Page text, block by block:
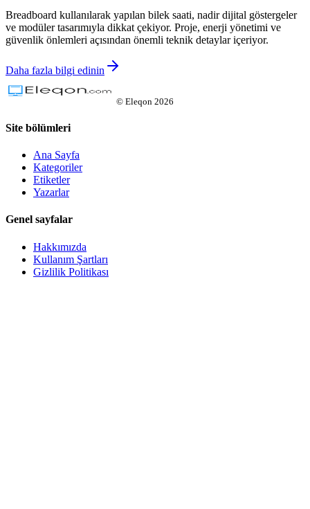
Breadboard kullanılarak yapılan bilek saati, nadir dijital göstergeler
ve modüler tasarımıyla dikkat çekiyor. Proje, enerji yönetimi ve
güvenlik önlemleri açısından önemli teknik detaylar içeriyor.
Daha fazla bilgi edinin
© Eleqon 2026
Site bölümleri
Ana Sayfa
Kategoriler
Etiketler
Yazarlar
Genel sayfalar
Hakkımızda
Kullanım Şartları
Gizlilik Politikası